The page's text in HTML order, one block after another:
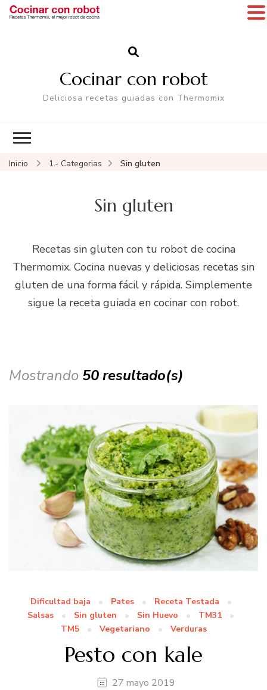
Cocinar con robot
Deliciosa recetas guiadas con Thermomix
Inicio 1.- Categorias Sin gluten
Sin gluten
Recetas sin gluten con tu robot de cocina
Thermomix. Cocina nuevas y deliciosas recetas sin
gluten de una forma fácil y rápida. Simplemente
sigue la receta guiada en cocinar con robot.
Mostrando 50 resultado(s)
Dificultad baja Pates
Receta Testada
Salsas
Sin gluten Sin Huevo
TM31
TM5
Vegetariano Verduras
Pesto con kale
27 mayo 2019